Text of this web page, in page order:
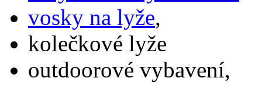
vosky na lyže,
kolečkové lyže
outdoorové vybavení,